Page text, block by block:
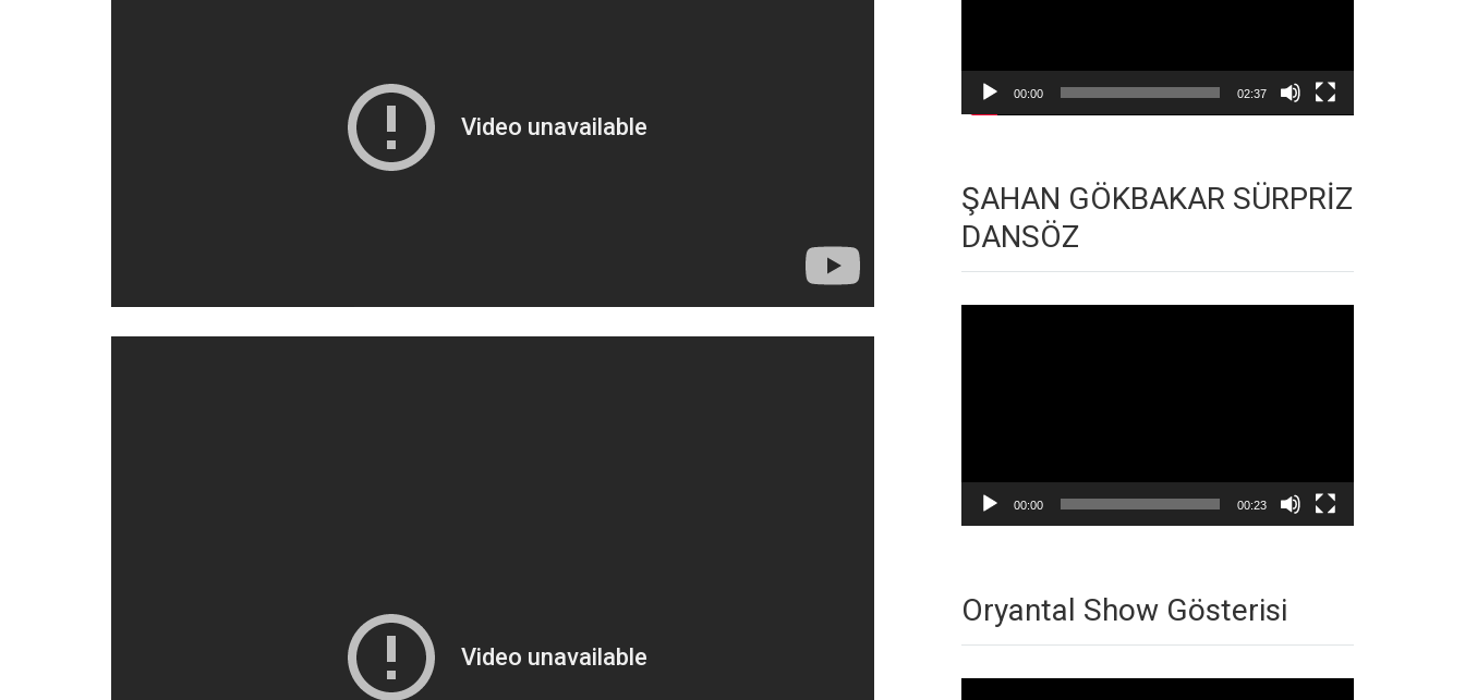
00:00 02:37
ŞAHAN GÖKBAKAR SÜRPRİZ
DANSÖZ
00:00 00:23
Oryantal Show Gösterisi